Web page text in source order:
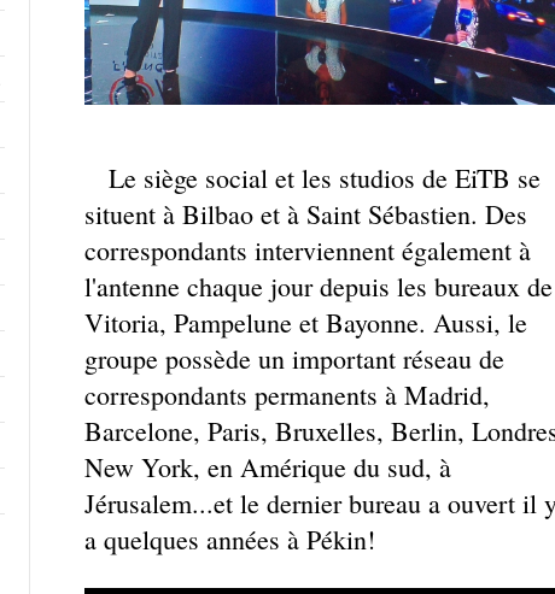
Le siège social et les studios de EiTB se
situent à Bilbao et à Saint Sébastien. Des
correspondants interviennent également à
l'antenne chaque jour depuis les bureaux de
Vitoria, Pampelune et Bayonne. Aussi, le
groupe possède un important réseau de
correspondants permanents à Madrid,
Barcelone, Paris, Bruxelles, Berlin,
New York, en Amérique du sud, à
Jérusalem...et le dernier bureau a ouvert il
a quelques années à Pékin!